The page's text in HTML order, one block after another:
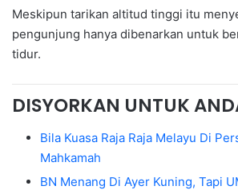
Meskipun tarikan altitud tinggi itu
pengunjung hanya dibenarkan untuk
tidur.
DISYORKAN UNTUK
Bila Kuasa Raja Raja Melayu Di
Mahkamah
BN Menang Di Ayer Kuning, Tapi